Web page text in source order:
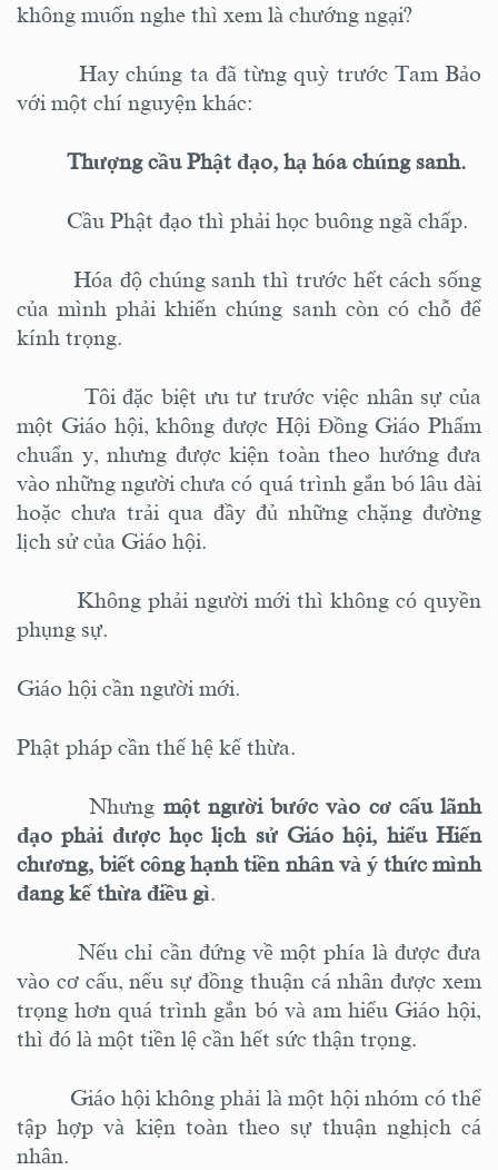
không muốn nghe thì xem là chướng ngại?
Hay chúng ta đã từng quỳ trước Tam Bảo
với một chí nguyện khác:
Thượng cầu Phật đạo, hạ hóa chúng sanh.
Cầu Phật đạo thì phải học buông ngã chấp.
Hóa độ chúng sanh thì trước hết cách sống
của mình phải khiến chúng sanh còn có chỗ để
kính trọng.
Tôi đặc biệt ưu tư trước việc nhân sự của
một Giáo hội, không được Hội Đồng Giáo Phẩm
chuẩn y, nhưng được kiện toàn theo hướng đưa
vào những người chưa có quá trình gắn bó lâu dài
hoặc chưa trải qua đầy đủ những chặng đường
lịch sử của Giáo hội.
Không phải người mới thì không có quyền
phụng sự.
Giáo hội cần người mới.
Phật pháp cần thế hệ kế thừa.
Nhưng một người bước vào cơ cấu lãnh
đạo phải được học lịch sử Giáo hội, hiểu Hiến
chương, biết công hạnh tiền nhân và ý thức mình
đang kế thừa điều gì.
Nếu chỉ cần đứng về một phía là được đưa
vào cơ cấu, nếu sự đồng thuận cá nhân được xem
trọng hơn quá trình gắn bó và am hiểu Giáo hội,
thì đó là một tiền lệ cần hết sức thận trọng.
Giáo hội không phải là một hội nhóm có thể
tập hợp và kiện toàn theo sự thuận nghịch cá
nhân.